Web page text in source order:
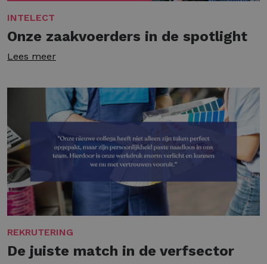
INTELECT
Onze zaakvoerders in de spotlight
Lees meer
REKRUTERING
De juiste match in de verfsector